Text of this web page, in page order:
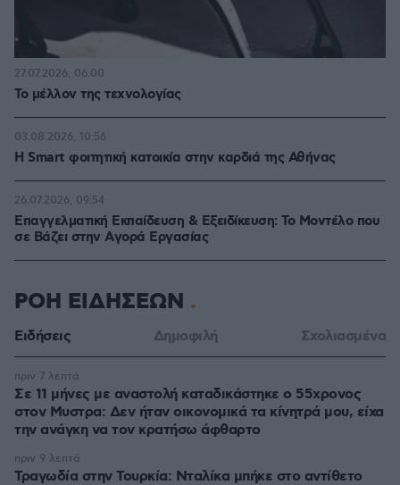
Το μέλλον της τεχνολογίας
27.07.2026, 06:00
Η Smart φοιτητική κατοικία στην καρδιά της Αθήνας
03.08.2026, 10:56
Επαγγελματική Εκπαίδευση & Εξειδίκευση: Το Mοντέλο που
σε Bάζει στην Aγορά Eργασίας
26.07.2026, 09:54
ΡΟΗ ΕΙΔΗΣΕΩΝ
Ειδήσεις Δημοφιλή Σχολιασμένα
Σε 11 μήνες με αναστολή καταδικάστηκε ο 55χρονος
στον Μυστρα: Δεν ήταν οικονομικά τα κίνητρά μου, είχα
την ανάγκη να τον κρατήσω άφθαρτο
πριν 7 λεπτά
Τραγωδία στην Τουρκία: Νταλίκα μπήκε στο αντίθετο
πριν 9 λεπτά